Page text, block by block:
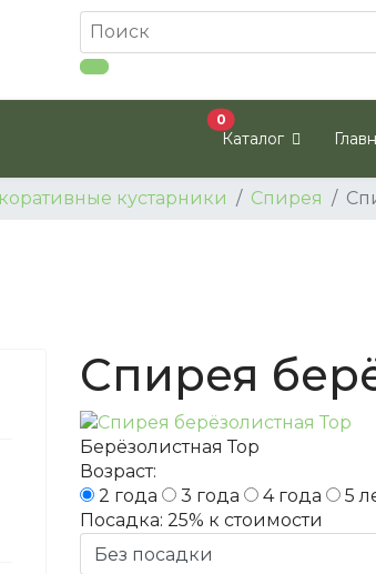
0В корзину
Каталог
кустарники Спирея
Спирея
Берёзолистная Тор
Возраст:
2 года
3 года 4 года 5
Посадка: 25% к стоимости